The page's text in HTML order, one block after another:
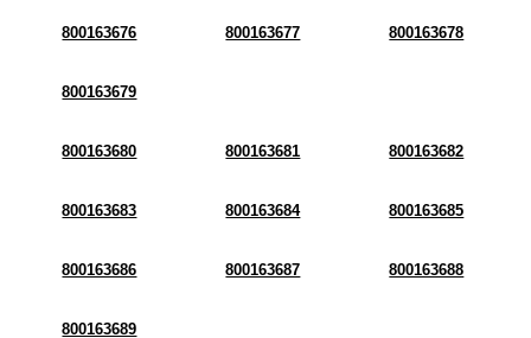
800163676 800163677 800163678
800163679
800163680 800163681 800163682
800163683 800163684 800163685
800163686 800163687 800163688
800163689